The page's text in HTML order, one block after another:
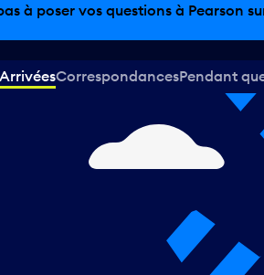
gastronomiques et bien plus
ArrivéesCorrespondancesPendant